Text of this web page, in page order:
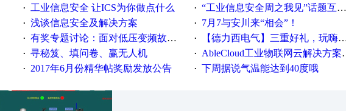
·
工业信息安全 让ICS为你做点什么 · “工业信息安全周之我见”话题互动获奖名单发布公告
· 浅谈信息安全及解决方案 · 7月7与安川来“相会”！
· 有奖专题讨论：面对低压变频故障，老手是这样解决的！ · 【德力西电气】三重好礼，玩嗨夏日！
· 寻秘笈、填问卷、赢无人机 · AbleCloud工业物联网云解决方案实践及应用
· 2017年6月份精华帖奖励发放公告 · 下周据说气温能达到40度哦